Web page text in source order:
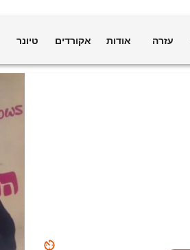
טיונר אקורדים אודות עזרה